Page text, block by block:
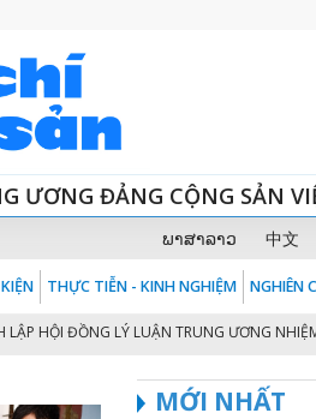
ƯƠNG ĐẢNG CỘNG SẢN
ພາສາລາວ 中文
THỰC TIỄN - KINH NGHIỆM NGHIÊN
HỘI ĐỒNG LÝ LUẬN TRUNG ƯƠNG NHIỆM
MỚI NHẤT